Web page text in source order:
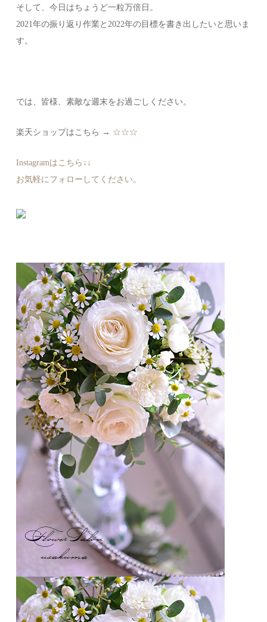
そして、今日はちょうど一粒万倍日。
2021年の振り返り作業と2022年の目標を書き出したいと思いま
す。
では、皆様、素敵な週末をお過ごしください。
楽天ショップはこちら → ☆☆☆
Instagramはこちら↓↓
お気軽にフォローしてください。